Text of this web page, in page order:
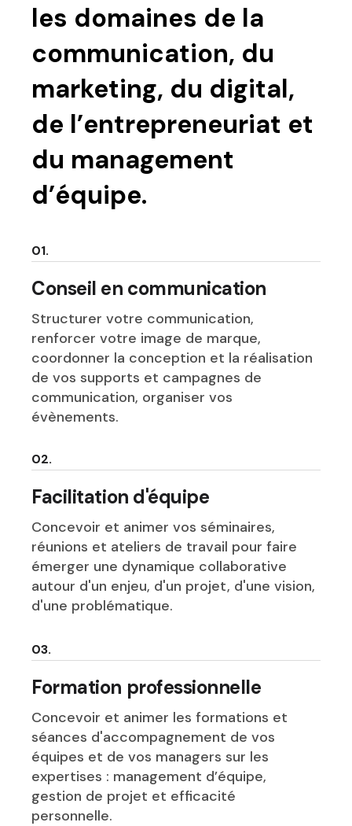
les domaines de la
communication, du
marketing, du digital,
de l’entrepreneuriat et
du management
d’équipe.
01.
Conseil en communication
Structurer votre communication,
renforcer votre image de marque,
coordonner la conception et la réalisation
de vos supports et campagnes de
communication, organiser vos
évènements.
02.
Facilitation d'équipe
Concevoir et animer vos séminaires,
réunions et ateliers de travail pour faire
émerger une dynamique collaborative
autour d'un enjeu, d'un projet, d'une vision,
d'une problématique.
03.
Formation professionnelle
Concevoir et animer les formations et
séances d'accompagnement de vos
équipes et de vos managers sur les
expertises : management d’équipe,
gestion de projet et efficacité
personnelle.